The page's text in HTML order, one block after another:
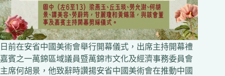
日前在安省中國美術會舉行開幕儀式，出席主持開幕禮
嘉賓之一萬錦區域議員暨萬錦市文化及經濟事務委員會
主席何胡景，他致辭時讚揚安省中國美術會在推動中國